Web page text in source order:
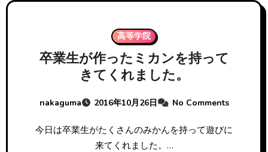
高等学院
卒業生が作ったミカンを持って
きてくれました。
nakaguma 2016年10月26日 No Comments
今日は卒業生がたくさんのみかんを持って遊びに
来てくれました。…